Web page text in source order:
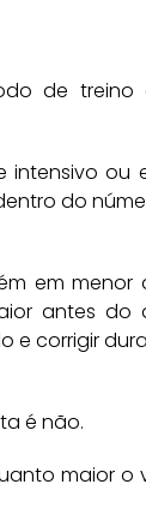
de treino
ou
do
em menor
antes do
e corrigir
é não.
maior o